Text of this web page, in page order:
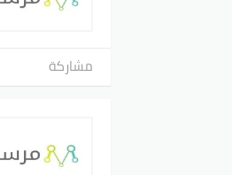
مشاركة